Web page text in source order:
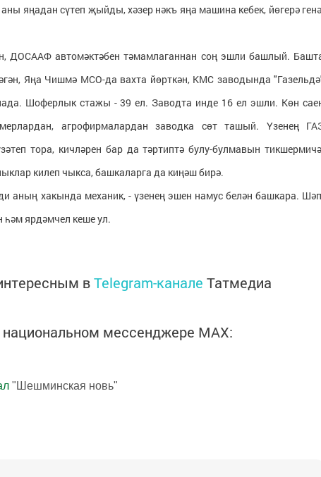
яңадан сүтеп җыйды, хәзер нәкъ яңа машина кебек, йөгерә
ДОСААФ автомәктәбен тәмамлаганнан соң эшли башлый.
Яңа Чишмә МСО-да вахта йөрткән, КМС заводында
Шоферлык стажы - 39 ел. Заводта инде 16 ел эшли. Көн
агрофирмалардан заводка сөт ташый. Үзенең
тора, кичләрен бар да тәртиптә булу-булмавын
килеп чыкса, башкаларга да киңәш бирә.
аның хакында механик, - үзенең эшен намус белән башкара.
һәм ярдәмчел кеше ул.
вTelegram-канале Татмедиа
национальном мессенджере MАХ:
"Шешминская новь"